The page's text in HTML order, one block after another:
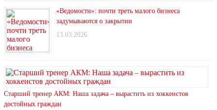
«Ведомости»: почти треть малого бизнеса
задумываются о закрытии
13.03.2026
Старший тренер АКМ: Наша задача – вырастить из хоккеистов
достойных граждан